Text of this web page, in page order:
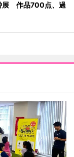
展 作品700点、過